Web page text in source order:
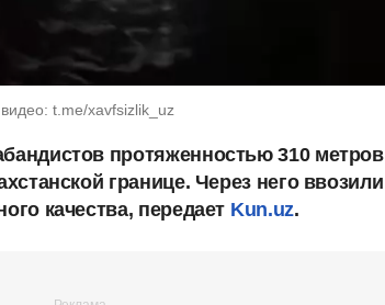
видео: t.me/xavfsizlik_uz
протяженностью 310 метров
границе. Через него ввозили
качества, передает Kun.uz.